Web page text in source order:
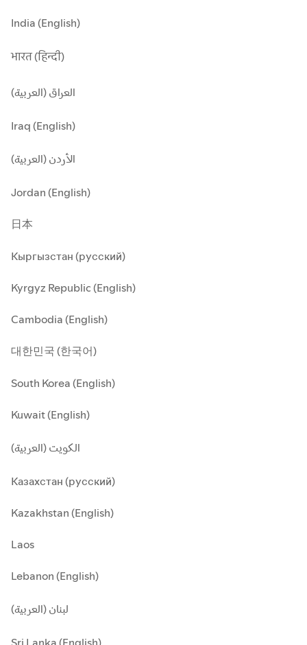
India (English)
भारत (हिन्दी)
العراق (العربية)
Iraq (English)
الأردن (العربية)
Jordan (English)
日本
Кыргызстан (русский)
Kyrgyz Republic (English)
Cambodia (English)
대한민국 (한국어)
South Korea (English)
Kuwait (English)
الكويت (العربية)
Казахстан (русский)
Kazakhstan (English)
Laos
Lebanon (English)
لبنان (العربية)